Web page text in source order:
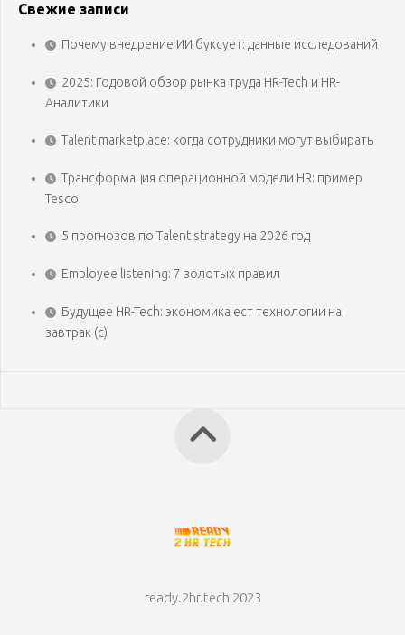
Свежие записи
Почему внедрение ИИ буксует: данные исследований
2025: Годовой обзор рынка труда HR-Tech и HR-
Аналитики
Talent marketplace: когда сотрудники могут выбирать
Трансформация операционной модели HR: пример
Tesco
5 прогнозов по Talent strategy на 2026 год
Employee listening: 7 золотых правил
Будущее HR-Tech: экономика ест технологии на
завтрак (с)
ready.2hr.tech 2023